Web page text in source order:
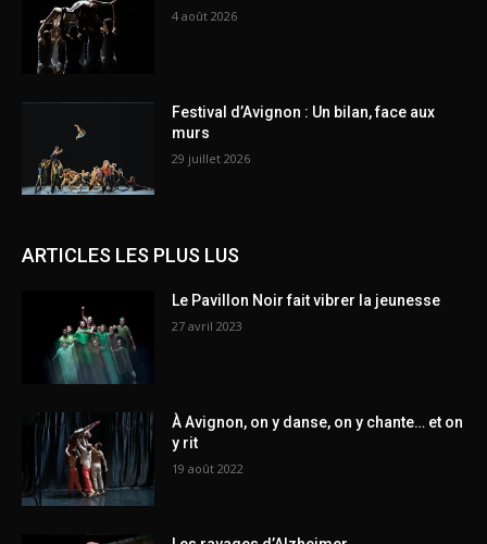
4 août 2026
Festival d’Avignon : Un bilan, face aux
murs
29 juillet 2026
ARTICLES LES PLUS LUS
Le Pavillon Noir fait vibrer la jeunesse
27 avril 2023
À Avignon, on y danse, on y chante… et on
y rit
19 août 2022